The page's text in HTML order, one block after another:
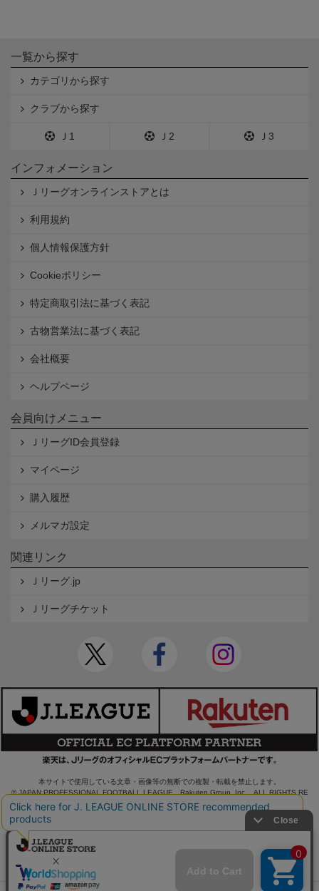
一覧から探す
カテゴリから探す
クラブから探す
Ｊ1 Ｊ2 Ｊ3
インフォメーション
Ｊリーグオンラインストアとは
利用規約
個人情報保護方針
Cookieポリシー
特定商取引法に基づく表記
古物営業法に基づく表記
会社概要
ヘルプページ
会員向けメニュー
ＪリーグID会員登録
マイページ
購入履歴
メルマガ設定
関連リンク
Ｊリーグ.jp
Ｊリーグチケット
本サイトで使用している文章・画像等の無断での複製・転載を禁止します。
© JAPAN PROFESSIONAL FOOTBALL LEAGUE Rakuten Group, Inc. ALL RIGHTS RE
SERVED.